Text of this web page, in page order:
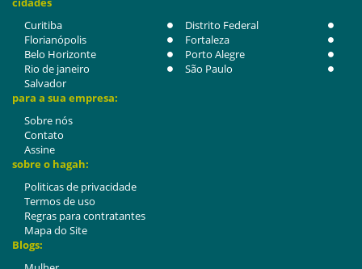
Curitiba
Distrito Federal
Florianópolis
Fortaleza
Belo Horizonte
Porto Alegre
Rio de janeiro
São Paulo
Salvador
para a sua empresa:
Sobre nós
Contato
Assine
sobre o hagah:
Politicas de privacidade
Termos de uso
Regras para contratantes
Mapa do Site
Blogs: